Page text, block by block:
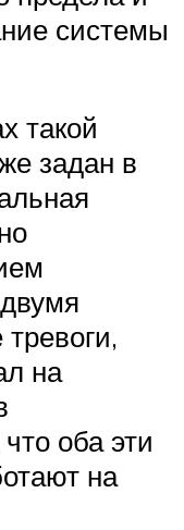
системы
такой
задан в
на
оба эти
на